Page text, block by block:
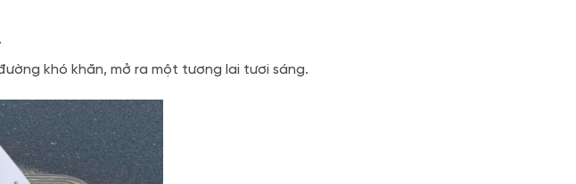
khó khăn, mở ra một tương lai tươi sáng.